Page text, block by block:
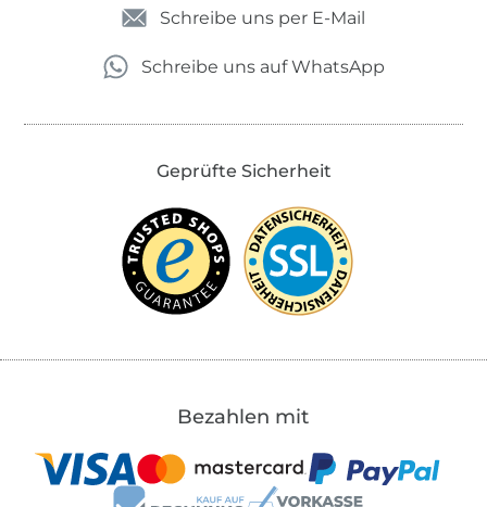
Schreibe uns per E-Mail
Schreibe uns auf WhatsApp
Geprüfte Sicherheit
Bezahlen mit